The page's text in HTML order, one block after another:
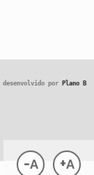
-A +A
desenvolvido por Plano B